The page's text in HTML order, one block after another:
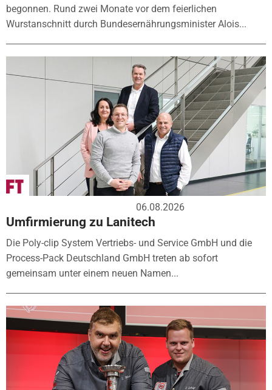
begonnen. Rund zwei Monate vor dem feierlichen
Wurstanschnitt durch Bundesernährungsminister Alois...
06.08.2026
Umfirmierung zu Lanitech
Die Poly-clip System Vertriebs- und Service GmbH und die
Process-Pack Deutschland GmbH treten ab sofort
gemeinsam unter einem neuen Namen...